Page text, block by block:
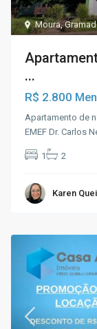
Moura,
...
R$ 2.800
Apartamento de
EMEF Dr. Carlos
1 2
Karen